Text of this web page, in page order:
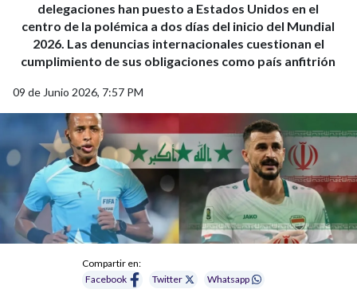
delegaciones han puesto a Estados Unidos en el
centro de la polémica a dos días del inicio del Mundial
2026. Las denuncias internacionales cuestionan el
cumplimiento de sus obligaciones como país anfitrión
09 de Junio 2026, 7:57 PM
Compartir en:
Facebook
Twitter Whatsapp